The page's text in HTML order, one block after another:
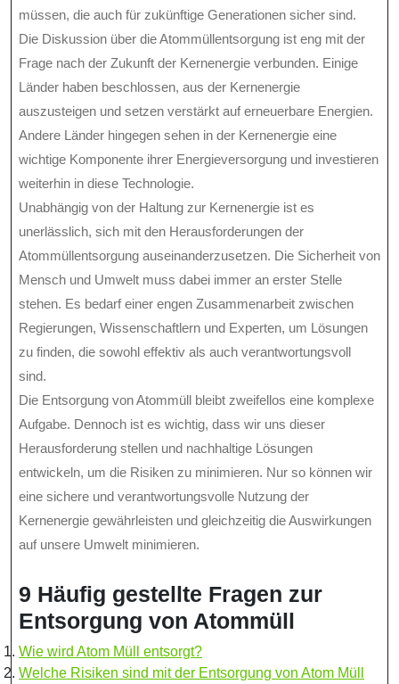
müssen, die auch für zukünftige Generationen sicher sind.
Die Diskussion über die Atommüllentsorgung ist eng mit der
Frage nach der Zukunft der Kernenergie verbunden. Einige
Länder haben beschlossen, aus der Kernenergie
auszusteigen und setzen verstärkt auf erneuerbare Energien.
Andere Länder hingegen sehen in der Kernenergie eine
wichtige Komponente ihrer Energieversorgung und investieren
weiterhin in diese Technologie.
Unabhängig von der Haltung zur Kernenergie ist es
unerlässlich, sich mit den Herausforderungen der
Atommüllentsorgung auseinanderzusetzen. Die Sicherheit von
Mensch und Umwelt muss dabei immer an erster Stelle
stehen. Es bedarf einer engen Zusammenarbeit zwischen
Regierungen, Wissenschaftlern und Experten, um Lösungen
zu finden, die sowohl effektiv als auch verantwortungsvoll
sind.
Die Entsorgung von Atommüll bleibt zweifellos eine komplexe
Aufgabe. Dennoch ist es wichtig, dass wir uns dieser
Herausforderung stellen und nachhaltige Lösungen
entwickeln, um die Risiken zu minimieren. Nur so können wir
eine sichere und verantwortungsvolle Nutzung der
Kernenergie gewährleisten und gleichzeitig die Auswirkungen
auf unsere Umwelt minimieren.
9 Häufig gestellte Fragen zur
Entsorgung von Atommüll
Wie wird Atom Müll entsorgt?
Welche Risiken sind mit der Entsorgung von Atom Müll